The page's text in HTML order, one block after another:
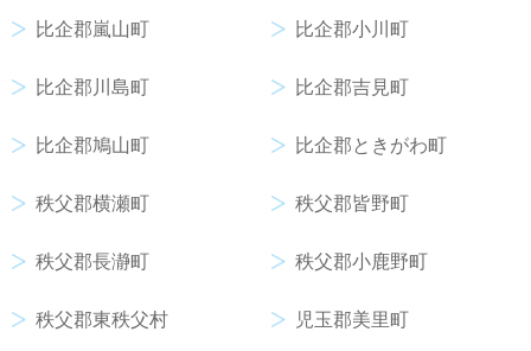
比企郡嵐山町 比企郡小川町
比企郡川島町 比企郡吉見町
比企郡鳩山町 比企郡ときがわ町
秩父郡横瀬町 秩父郡皆野町
秩父郡長瀞町 秩父郡小鹿野町
秩父郡東秩父村 児玉郡美里町